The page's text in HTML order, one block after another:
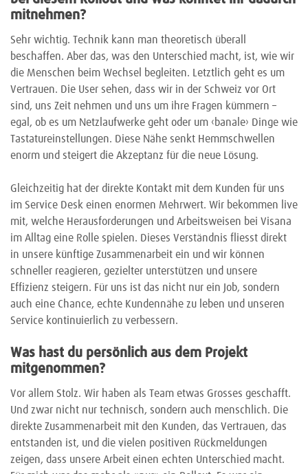
mitnehmen?
Sehr wichtig. Technik kann man theoretisch überall
beschaffen. Aber das, was den Unterschied macht, ist, wie wir
die Menschen beim Wechsel begleiten. Letztlich geht es um
Vertrauen. Die User sehen, dass wir in der Schweiz vor Ort
sind, uns Zeit nehmen und uns um ihre Fragen kümmern –
egal, ob es um Netzlaufwerke geht oder um ‹banale› Dinge wie
Tastatureinstellungen. Diese Nähe senkt Hemmschwellen
enorm und steigert die Akzeptanz für die neue Lösung.
Gleichzeitig hat der direkte Kontakt mit dem Kunden für uns
im Service Desk einen enormen Mehrwert. Wir bekommen live
mit, welche Herausforderungen und Arbeitsweisen bei Visana
im Alltag eine Rolle spielen. Dieses Verständnis fliesst direkt
in unsere künftige Zusammenarbeit ein und wir können
schneller reagieren, gezielter unterstützen und unsere
Effizienz steigern. Für uns ist das nicht nur ein Job, sondern
auch eine Chance, echte Kundennähe zu leben und unseren
Service kontinuierlich zu verbessern.
Was hast du persönlich aus dem Projekt
mitgenommen?
Vor allem Stolz. Wir haben als Team etwas Grosses geschafft.
Und zwar nicht nur technisch, sondern auch menschlich. Die
direkte Zusammenarbeit mit den Kunden, das Vertrauen, das
entstanden ist, und die vielen positiven Rückmeldungen
zeigen, dass unsere Arbeit einen echten Unterschied macht.